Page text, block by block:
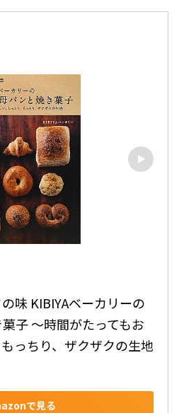
味 KIBIYAベーカリーの
子 ～時間がたってもお
っちり、ザクザクの生地
で見る